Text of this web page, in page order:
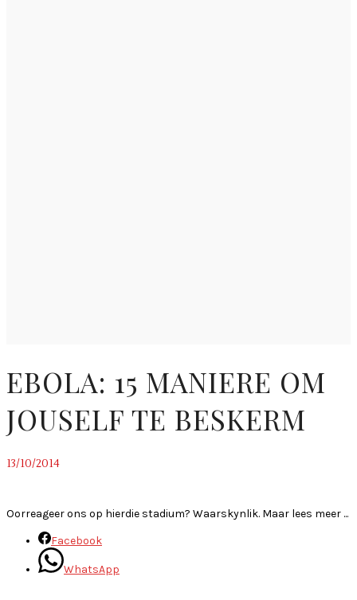
EBOLA: 15 MANIERE OM
JOUSELF TE BESKERM
13/10/2014
Oorreageer ons op hierdie stadium? Waarskynlik. Maar lees meer ...
Facebook
WhatsApp